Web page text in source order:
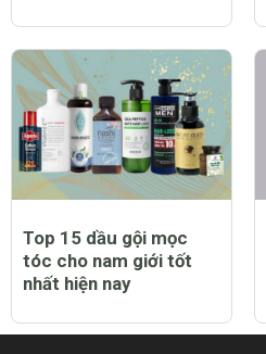
Top 15 dầu gội mọc
tóc cho nam giới tốt
nhất hiện nay